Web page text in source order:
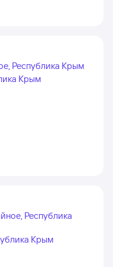
Республика Крым
Крым
Республика
Крым